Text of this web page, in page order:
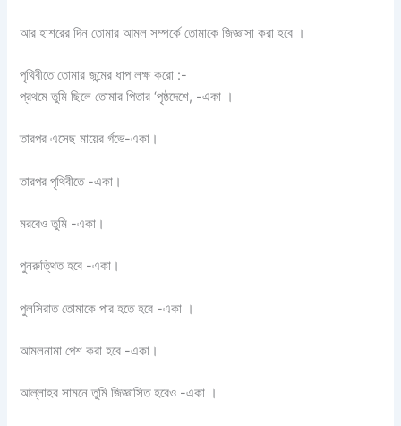
আর হাশরের দিন তোমার আমল সম্পর্কে তোমাকে জিজ্ঞাসা করা হবে ।
পৃথিবীতে তোমার জন্মের ধাপ লক্ষ করো :-
প্রথমে তুমি ছিলে তোমার পিতার ‘পৃষ্ঠদেশে, -একা ।
তারপর এসেছ মায়ের র্গভে-একা।
তারপর পৃথিবীতে -একা।
মরবেও তুমি -একা।
পুনরুত্থিত হবে -একা।
পুলসিরাত তোমাকে পার হতে হবে -একা ।
আমলনামা পেশ করা হবে -একা।
আল্লাহর সামনে তুমি জিজ্ঞাসিত হবেও -একা ।